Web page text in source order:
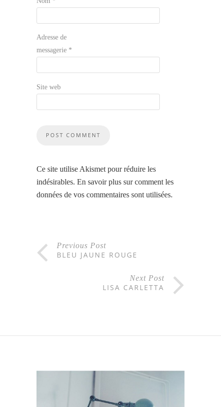
Adresse de
messagerie *
Site web
Ce site utilise Akismet pour réduire les
indésirables. En savoir plus sur comment les
données de vos commentaires sont utilisées.
Previous Post
BLEU JAUNE ROUGE
Next Post
LISA CARLETTA